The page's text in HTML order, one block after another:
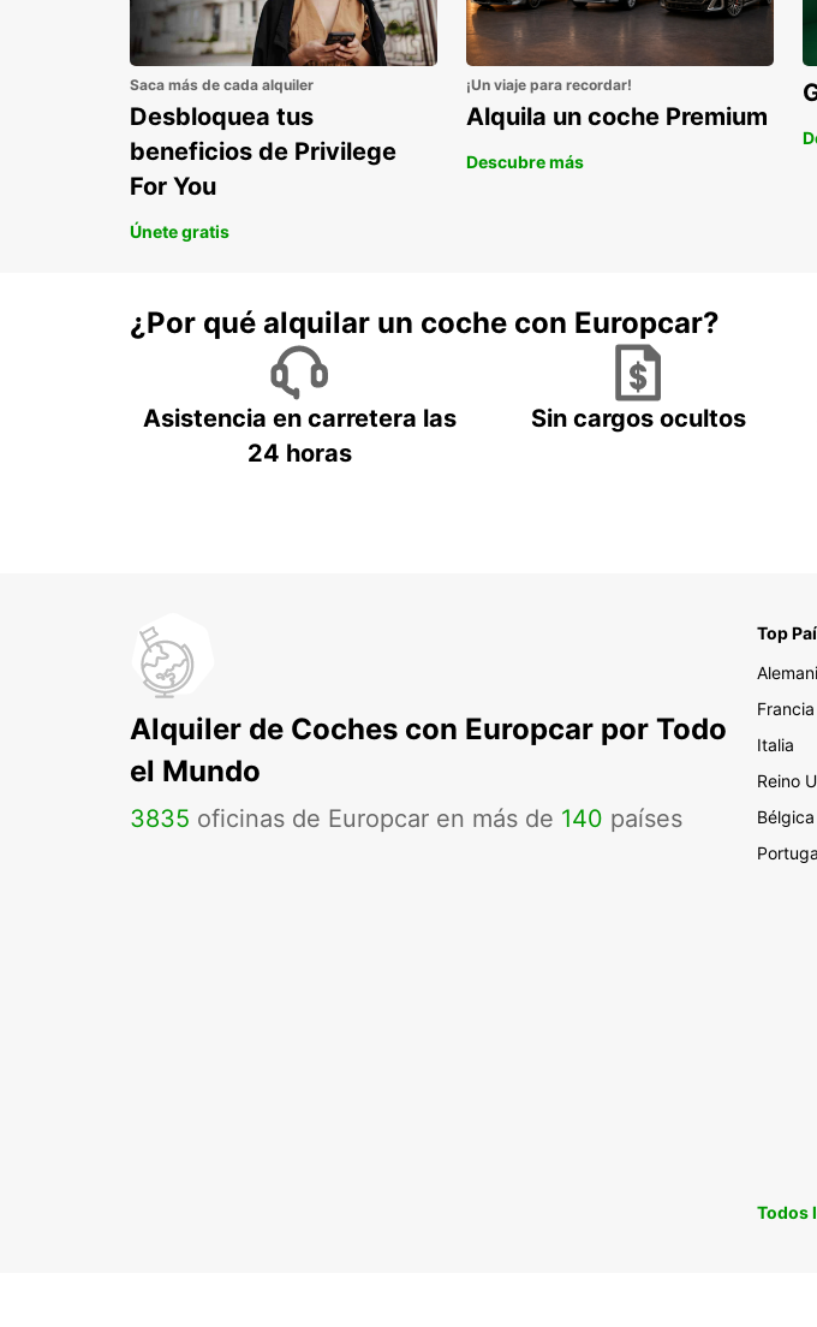
Saca más de cada alquiler
Desbloquea tus
beneficios de Privilege
For You
Únete gratis
¡Un viaje para recordar!
Alquila un coche Premium
Descubre más
¿Por qué alquilar un coche con Europcar?
Asistencia en carretera las
24 horas
Sin cargos ocultos
Alquiler de Coches con Europcar por Todo
el Mundo
3835 oficinas de Europcar en más de 140 países
Top
Francia
Italia
Reino
Bélgica
Todos